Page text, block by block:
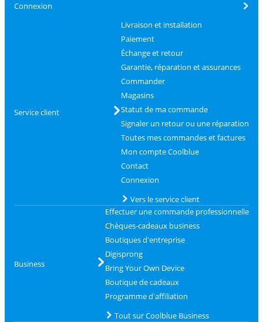
Connexion
Service client
Livraison et installation
Paiement
Échange et retour
Garantie, réparation et assurances
Commander
Magasins
Statut de ma commande
Signaler un retour ou une réparation
Toutes mes commandes et factures
Mon compte Coolblue
Contact
Connexion
Vers le service client
Business
Effectuer une commande professionnelle
Chèques-cadeaux business
Boutiques d'entreprise
Digisprong
Bring Your Own Device
Boutique de cadeaux
Programme d'affiliation
Tout sur Coolblue Business